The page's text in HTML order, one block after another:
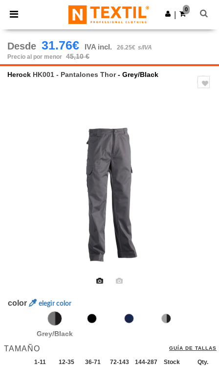
× App de Ntextil
¡Mejores precios en app!
Descargar app
0
Desde 31.76€ IVA incl. 26.25€ s/IVA
Precio al por menor 45,10 €
Herock HK001 - Pantalones Thor- Grey/Black
color elegir color
Grey/Black
TAMAÑO GUÍA DE TALLAS
1-11 12-35 36-71 72-143 144-287 288 + Más
Stock Qty.